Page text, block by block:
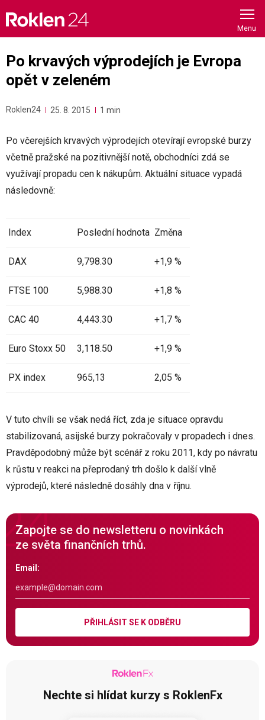
content
Po krvavých výprodejích je Evropa
opět v zeleném
Roklen24 25. 8. 2015 1 min
Po včerejších krvavých výprodejích otevírají evropské burzy
včetně pražské na pozitivnější notě, obchodníci zdá se
využívají propadu cen k nákupům. Aktuální situace vypadá
následovně:
Index Poslední hodnota Změna
DAX 9,798.30 +1,9 %
FTSE 100 5,988.30 +1,8 %
CAC 40 4,443.30 +1,7 %
Euro Stoxx 50 3,118.50 +1,9 %
PX index 965,13 2,05 %
V tuto chvíli se však nedá říct, zda je situace opravdu
stabilizovaná, asijské burzy pokračovaly v propadech i dnes.
Pravděpodobný může být scénář z roku 2011, kdy po návratu
k růstu v reakci na přeprodaný trh došlo k další vlně
výprodejů, které následně dosáhly dna v říjnu.
Zapojte se do newsletteru o novinkách
ze světa finančních trhů.
Email:
PŘIHLÁSIT SE K ODBĚRU
Nechte si hlídat kurzy s RoklenFx